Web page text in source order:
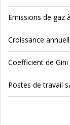
Emissions de gaz
Croissance
Coefficient de Gini
Postes de travail